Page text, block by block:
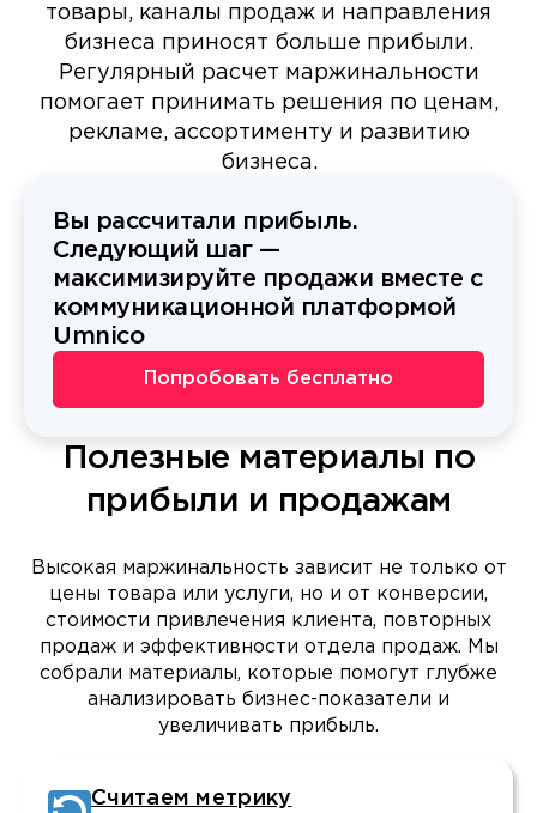
товары, каналы продаж и направления
бизнеса приносят больше прибыли.
Регулярный расчет маржинальности
помогает принимать решения по ценам,
рекламе, ассортименту и развитию
бизнеса.
Вы рассчитали прибыль.
Следующий шаг —
максимизируйте продажи вместе с
коммуникационной платформой
Umnico
Попробовать бесплатно
Полезные материалы по
прибыли и продажам
Высокая маржинальность зависит не только от
цены товара или услуги, но и от конверсии,
стоимости привлечения клиента, повторных
продаж и эффективности отдела продаж. Мы
собрали материалы, которые помогут глубже
анализировать бизнес-показатели и
увеличивать прибыль.
Считаем метрику